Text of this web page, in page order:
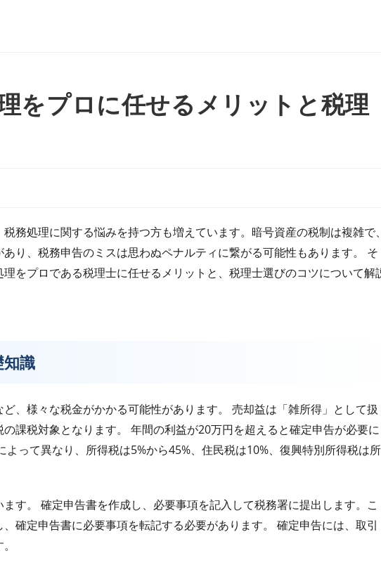
をプロに任せるメリットと税理
務処理に関する悩みを持つ方も増えています。暗号資産の税制は複雑で、
り、税務申告のミスは思わぬペナルティに繋がる可能性もあります。 そ
をプロである税理士に任せるメリットと、税理士選びのコツについて解
識
、様々な税金がかかる可能性があります。 売却益は「雑所得」として扱
課税対象となります。 年間の利益が20万円を超えると確定申告が必要に
って異なり、所得税は5%から45%、住民税は10%、復興特別所得税は所
す。 確定申告書を作成し、必要事項を記入して税務署に提出します。こ
確定申告書に必要事項を転記する必要があります。 確定申告には、取引